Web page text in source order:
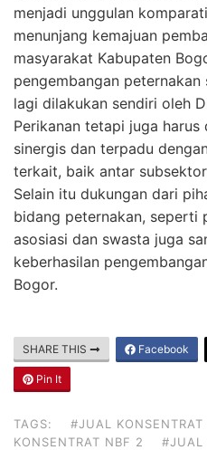
menjadi unggulan
menunjang kemajuan
masyarakat Kabupaten
pengembangan
lagi dilakukan sendiri oleh
Perikanan tetapi juga
sinergis dan terpadu
terkait, baik antar
Selain itu dukungan dari
bidang peternakan, seperti
asosiasi dan swasta juga
keberhasilan
Bogor.
SHARE THIS Facebook
Pin It
TAGS: #JUAL KONSENTRAT
KONSENTRAT NBF 2
#JUAL